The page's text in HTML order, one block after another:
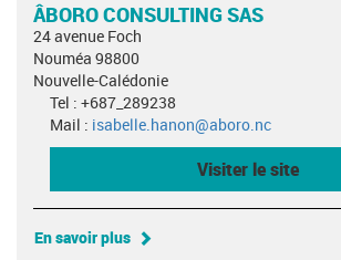
ÂBORO CONSULTING SAS
24 avenue Foch
Nouméa 98800
Nouvelle-Calédonie
Tel : +687_289238
Mail : isabelle.hanon@aboro.nc
Visiter le site
En savoir plus